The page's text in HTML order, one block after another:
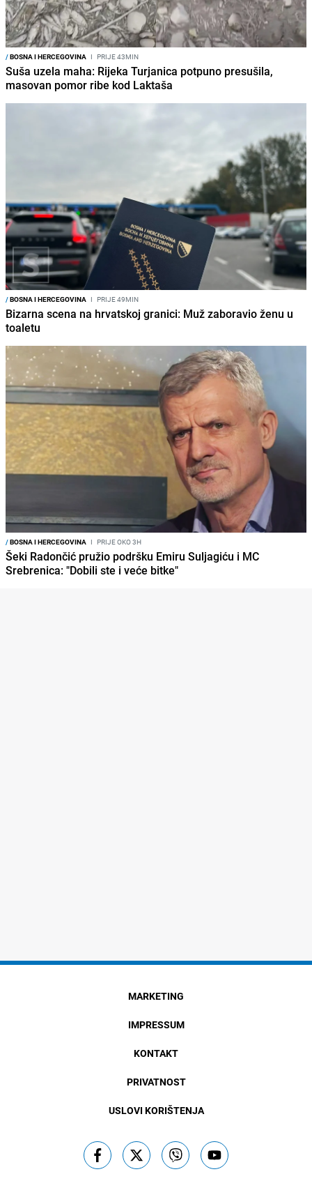
/BOSNA I HERCEGOVINA I PRIJE 43MIN
Suša uzela maha: Rijeka Turjanica potpuno presušila,
masovan pomor ribe kod Laktaša
/BOSNA I HERCEGOVINA I PRIJE 49MIN
Bizarna scena na hrvatskoj granici: Muž zaboravio ženu u
toaletu
/BOSNA I HERCEGOVINA I PRIJE OKO 3H
Šeki Radončić pružio podršku Emiru Suljagiću i MC
Srebrenica: "Dobili ste i veće bitke"
MARKETING
IMPRESSUM
KONTAKT
PRIVATNOST
USLOVI KORIŠTENJA